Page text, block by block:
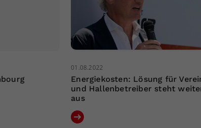
01.08.2022
Energiekosten: Lösung für
und Hallenbetreiber steht
aus